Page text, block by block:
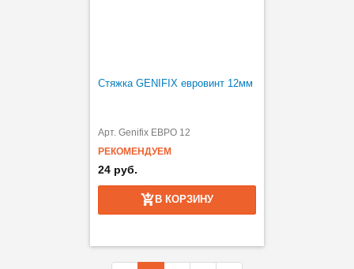
Стяжка GENIFIX евровинт 12мм
Арт. Genifix ЕВРО 12
РЕКОМЕНДУЕМ
24 руб.
В КОРЗИНУ